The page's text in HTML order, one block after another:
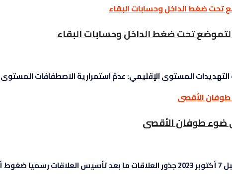
المستوى الإقليمي: عدمُ استمرارية الاصطفافات المستوى
ضوء طوفان الأقصى
...